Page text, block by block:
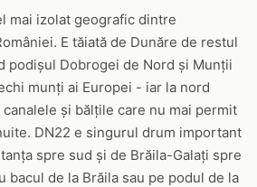
mai izolat geografic dintre
E tăiată de Dunăre de restul
podișul Dobrogei de Nord și Munții
munți ai Europei - iar la nord
și bălțile care nu mai permit
DN22 e singurul drum important
spre sud și de Brăila-Galați spre
bacul de la Brăila sau pe podul de la